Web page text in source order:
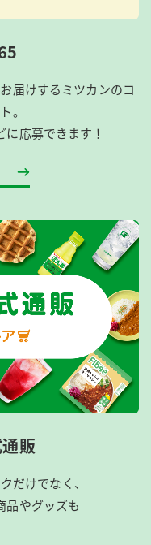
届けするミツカンのコ
。
応募できます！
販
だけでなく、
品やグッズも